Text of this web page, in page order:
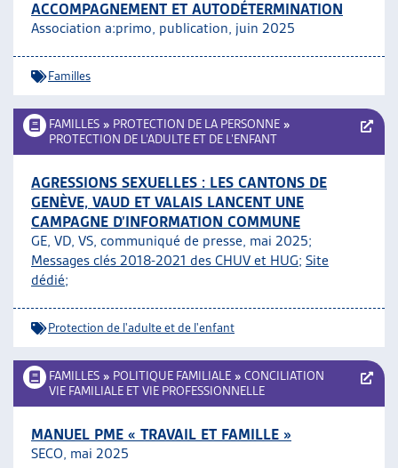
ACCOMPAGNEMENT ET AUTODÉTERMINATION
Association a:primo, publication, juin 2025
Familles
FAMILLES » PROTECTION DE LA PERSONNE »
PROTECTION DE L’ADULTE ET DE L’ENFANT
AGRESSIONS SEXUELLES : LES CANTONS DE
GENÈVE, VAUD ET VALAIS LANCENT UNE
CAMPAGNE D’INFORMATION COMMUNE
GE, VD, VS, communiqué de presse, mai 2025;
Messages clés 2018-2021 des CHUV et HUG; Site
dédié;
Protection de l'adulte et de l'enfant
FAMILLES » POLITIQUE FAMILIALE » CONCILIATION
VIE FAMILIALE ET VIE PROFESSIONNELLE
MANUEL PME « TRAVAIL ET FAMILLE »
SECO, mai 2025